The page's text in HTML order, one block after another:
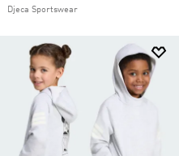
Djeca Sportswear